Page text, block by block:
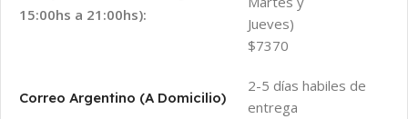
15:00hs a 21:00hs):
Jueves)
$7370
Correo Argentino (A Domicilio)
2-5 días habiles de
entrega